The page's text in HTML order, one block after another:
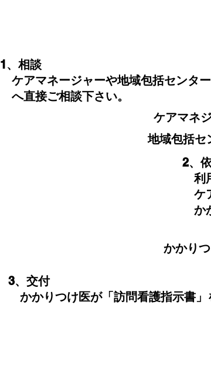
​1、相談
ケアマネージャーや地域包括センター
​ へ直接ご相談下さい。
地域包括セ
ケアマネ
​2、
利
ケ
か
かかり
​3、交付
かかりつけ医が「訪問看護指示書」